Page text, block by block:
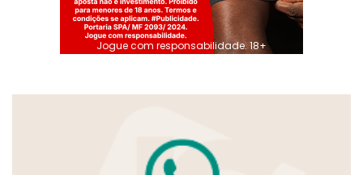
Jogue com responsabilidade. 18+